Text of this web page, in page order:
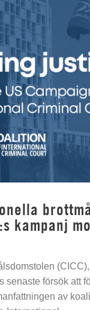
kampanj
senaste försök att
av